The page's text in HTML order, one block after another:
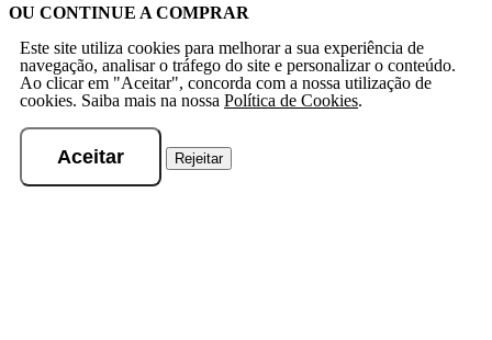
OU CONTINUE A COMPRAR
Este site utiliza cookies para melhorar a sua experiência de
navegação, analisar o tráfego do site e personalizar o conteúdo.
Ao clicar em "Aceitar", concorda com a nossa utilização de
cookies. Saiba mais na nossa Política de Cookies.
Aceitar Rejeitar